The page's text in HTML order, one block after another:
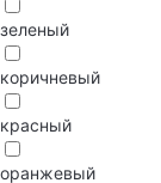
зеленый
коричневый
красный
оранжевый